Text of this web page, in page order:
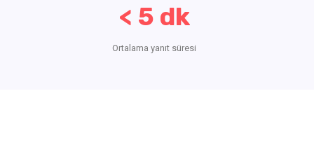
< 5 dk
Ortalama yanıt süresi